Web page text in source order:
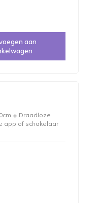
aan
Draadloze
app of schakelaar